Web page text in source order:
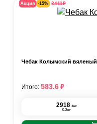
Акция -15% 3411₽
Чебак Колымский вяленый
2918 ₽/кг
0.2кг
Итого: 583.6₽